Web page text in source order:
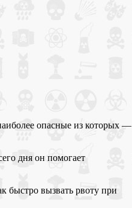
опасные из которых —
дня он помогает
быстро вызвать рвоту при